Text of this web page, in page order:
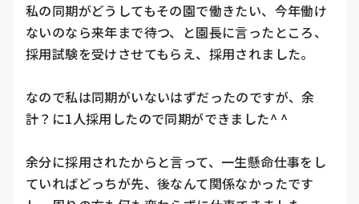
私の同期がどうしてもその園で働きたい、今年働け
ないのなら来年まで待つ、と園長に言ったところ、
採用試験を受けさせてもらえ、採用されました。
なので私は同期がいないはずだったのですが、余
計？に1人採用したので同期ができました^ ^
余分に採用されたからと言って、一生懸命仕事をし
ていればどっちが先、後なんて関係なかったです